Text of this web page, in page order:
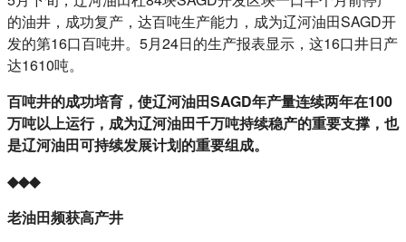
的油井，成功复产，达百吨生产能力，成为辽河油田SAGD开
发的第16口百吨井。5月24日的生产报表显示，这16口井日产
达1610吨。
百吨井的成功培育，使辽河油田SAGD年产量连续两年在100
万吨以上运行，成为辽河油田千万吨持续稳产的重要支撑，也
是辽河油田可持续发展计划的重要组成。
◆◆◆
老油田频获高产井